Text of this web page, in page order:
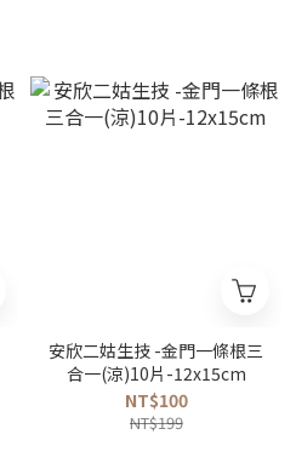
安欣二姑生技 -金門一條根三
合一(涼)10片-12x15cm
NT$100
NT$199